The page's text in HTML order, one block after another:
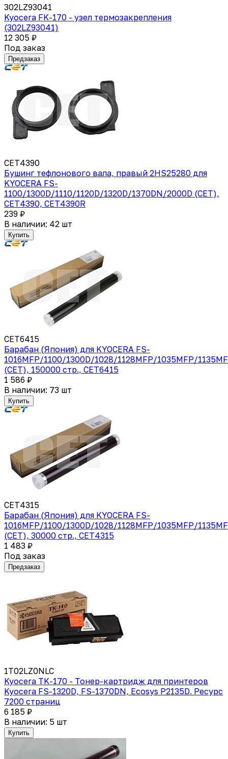
302LZ93041
Kyocera FK-170 - узел термозакрепления
(302LZ93041)
12 305 ₽
Под заказ
Предзаказ
CET4390
Бушинг тефлонового вала, правый 2HS25280 для
KYOCERA FS-
1100/1300D/1110/1120D/1320D/1370DN/2000D (CET),
CET4390, CET4390R
239 ₽
В наличии: 42 шт
Купить
CET6415
Барабан (Япония) для KYOCERA FS-
1016MFP/1100/1300D/1028/1128MFP/1035MFP/
(CET), 150000 стр., CET6415
1 586 ₽
В наличии: 73 шт
Купить
CET4315
Барабан (Япония) для KYOCERA FS-
1016MFP/1100/1300D/1028/1128MFP/1035MFP/
(CET), 30000 стр., CET4315
1 483 ₽
Под заказ
Предзаказ
1T02LZ0NLC
Kyocera TK-170 - Тонер-картридж для принтеров
Kyocera FS-1320D, FS-1370DN, Ecosys P2135D. Ресурс
7200 страниц
6 185 ₽
В наличии: 5 шт
Купить